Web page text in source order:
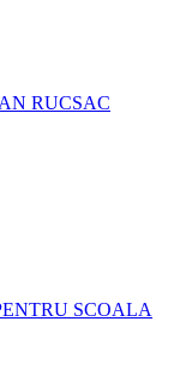
RUCSAC
SCOALA